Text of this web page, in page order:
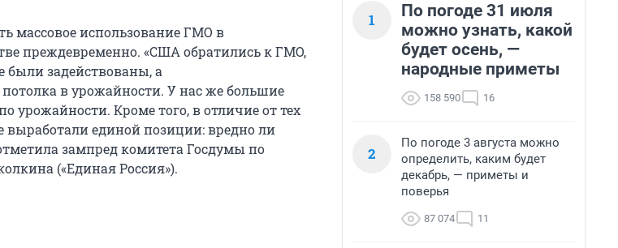
массовое использование ГМО в
преждевременно. «США обратились к ГМО,
были задействованы, а
потолка в урожайности. У нас же большие
урожайности. Кроме того, в отличие от тех
единой позиции: вредно ли
зампред комитета Госдумы по
(«Единая Россия»).
1
По погоде 31 июля
можно узнать, какой
будет осень, —
народные приметы
158 590 16
2
По погоде 3 августа можно
определить, каким будет
декабрь, — приметы и
поверья
87 074 11